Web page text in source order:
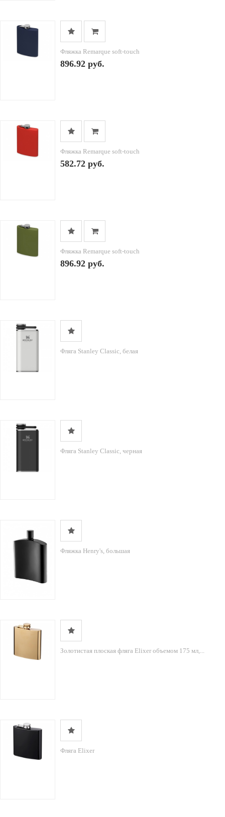
Фляжка Remarque soft-touch
896.92 руб.
Фляжка Remarque soft-touch
582.72 руб.
Фляжка Remarque soft-touch
896.92 руб.
Фляга Stanley Classic, белая
Фляга Stanley Classic, черная
Фляжка Henry's, большая
Золотистая плоская фляга Elixer объемом 175 мл,...
Фляга Elixer